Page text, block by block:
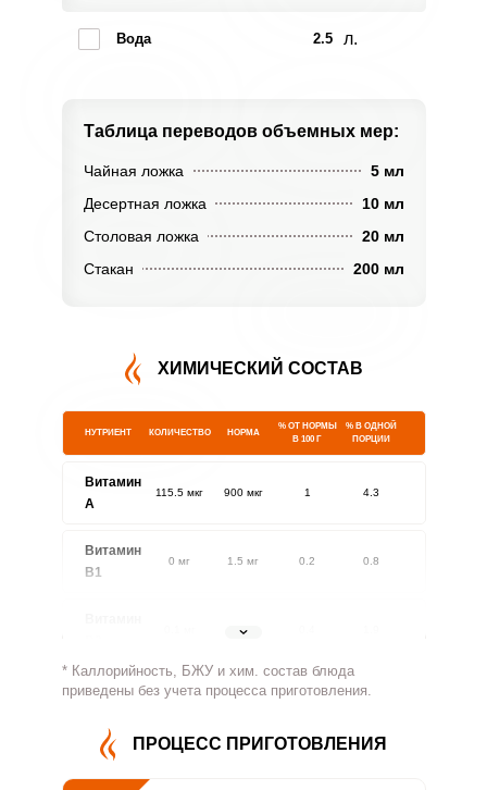
Вода 2.5 л.
Таблица переводов объемных мер:
Чайная ложка
5 мл
Десертная ложка
10 мл
Столовая ложка
20 мл
Стакан
200 мл
ХИМИЧЕСКИЙ СОСТАВ
НУТРИЕНТ КОЛИЧЕСТВО НОРМА
% ОТ НОРМЫ
В 100 Г
% В ОДНОЙ
ПОРЦИИ
Витамин
A
115.5 мкг 900 мкг 1 4.3
Витамин
В1
0 мг 1.5 мг 0.2 0.8
1.8 мг
Витамин
26.6 мг 500 мг 0.4 1.8
Витамин
В5
* Каллорийность, БЖУ и хим. состав блюда
приведены без учета процесса приготовления.
ПРОЦЕСС ПРИГОТОВЛЕНИЯ